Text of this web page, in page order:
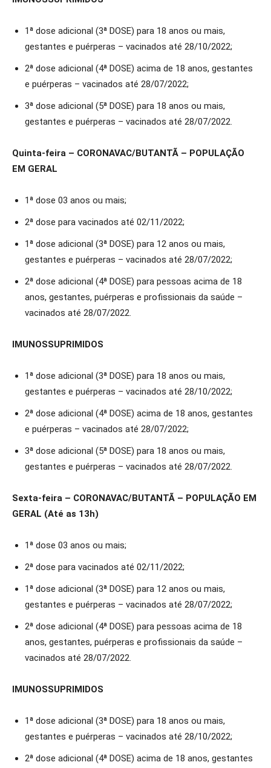
1ª dose adicional (3ª DOSE) para 18 anos ou mais,
gestantes e puérperas – vacinados até 28/10/2022;
2ª dose adicional (4ª DOSE) acima de 18 anos, gestantes
e puérperas – vacinados até 28/07/2022;
3ª dose adicional (5ª DOSE) para 18 anos ou mais,
gestantes e puérperas – vacinados até 28/07/2022.
Quinta-feira – CORONAVAC/BUTANTÃ – POPULAÇÃO
EM GERAL
1ª dose 03 anos ou mais;
2ª dose para vacinados até 02/11/2022;
1ª dose adicional (3ª DOSE) para 12 anos ou mais,
gestantes e puérperas – vacinados até 28/07/2022;
2ª dose adicional (4ª DOSE) para pessoas acima de 18
anos, gestantes, puérperas e profissionais da saúde –
vacinados até 28/07/2022.
IMUNOSSUPRIMIDOS
1ª dose adicional (3ª DOSE) para 18 anos ou mais,
gestantes e puérperas – vacinados até 28/10/2022;
2ª dose adicional (4ª DOSE) acima de 18 anos, gestantes
e puérperas – vacinados até 28/07/2022;
3ª dose adicional (5ª DOSE) para 18 anos ou mais,
gestantes e puérperas – vacinados até 28/07/2022.
Sexta-feira – CORONAVAC/BUTANTÃ – POPULAÇÃO EM
GERAL (Até as 13h)
1ª dose 03 anos ou mais;
2ª dose para vacinados até 02/11/2022;
1ª dose adicional (3ª DOSE) para 12 anos ou mais,
gestantes e puérperas – vacinados até 28/07/2022;
2ª dose adicional (4ª DOSE) para pessoas acima de 18
anos, gestantes, puérperas e profissionais da saúde –
vacinados até 28/07/2022.
IMUNOSSUPRIMIDOS
1ª dose adicional (3ª DOSE) para 18 anos ou mais,
gestantes e puérperas – vacinados até 28/10/2022;
2ª dose adicional (4ª DOSE) acima de 18 anos, gestantes